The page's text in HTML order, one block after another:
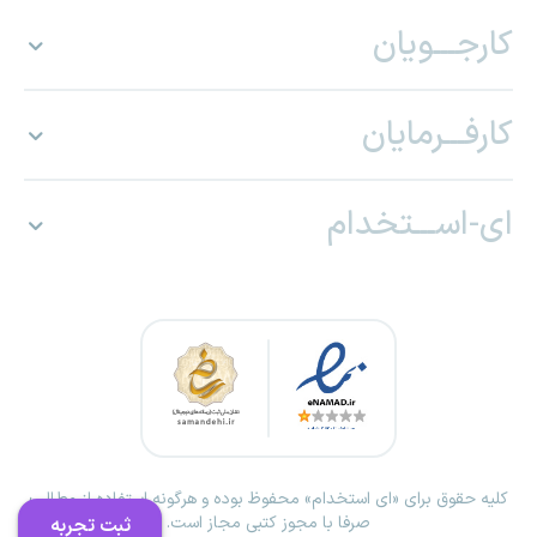
ثبت تجربه
کارجـــویان
کارفـــرمایان
ای-اســـتخدام
کلیه حقوق برای «ای استخدام» محفوظ بوده و هرگونه استفاده از مطالب
صرفا با مجوز کتبی مجاز است.